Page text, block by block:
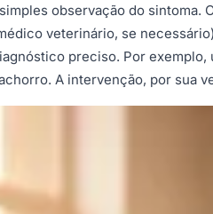
observação do
veterinário, se
preciso. Por
A intervenção, por sua